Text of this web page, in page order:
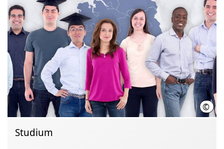
©
Studium